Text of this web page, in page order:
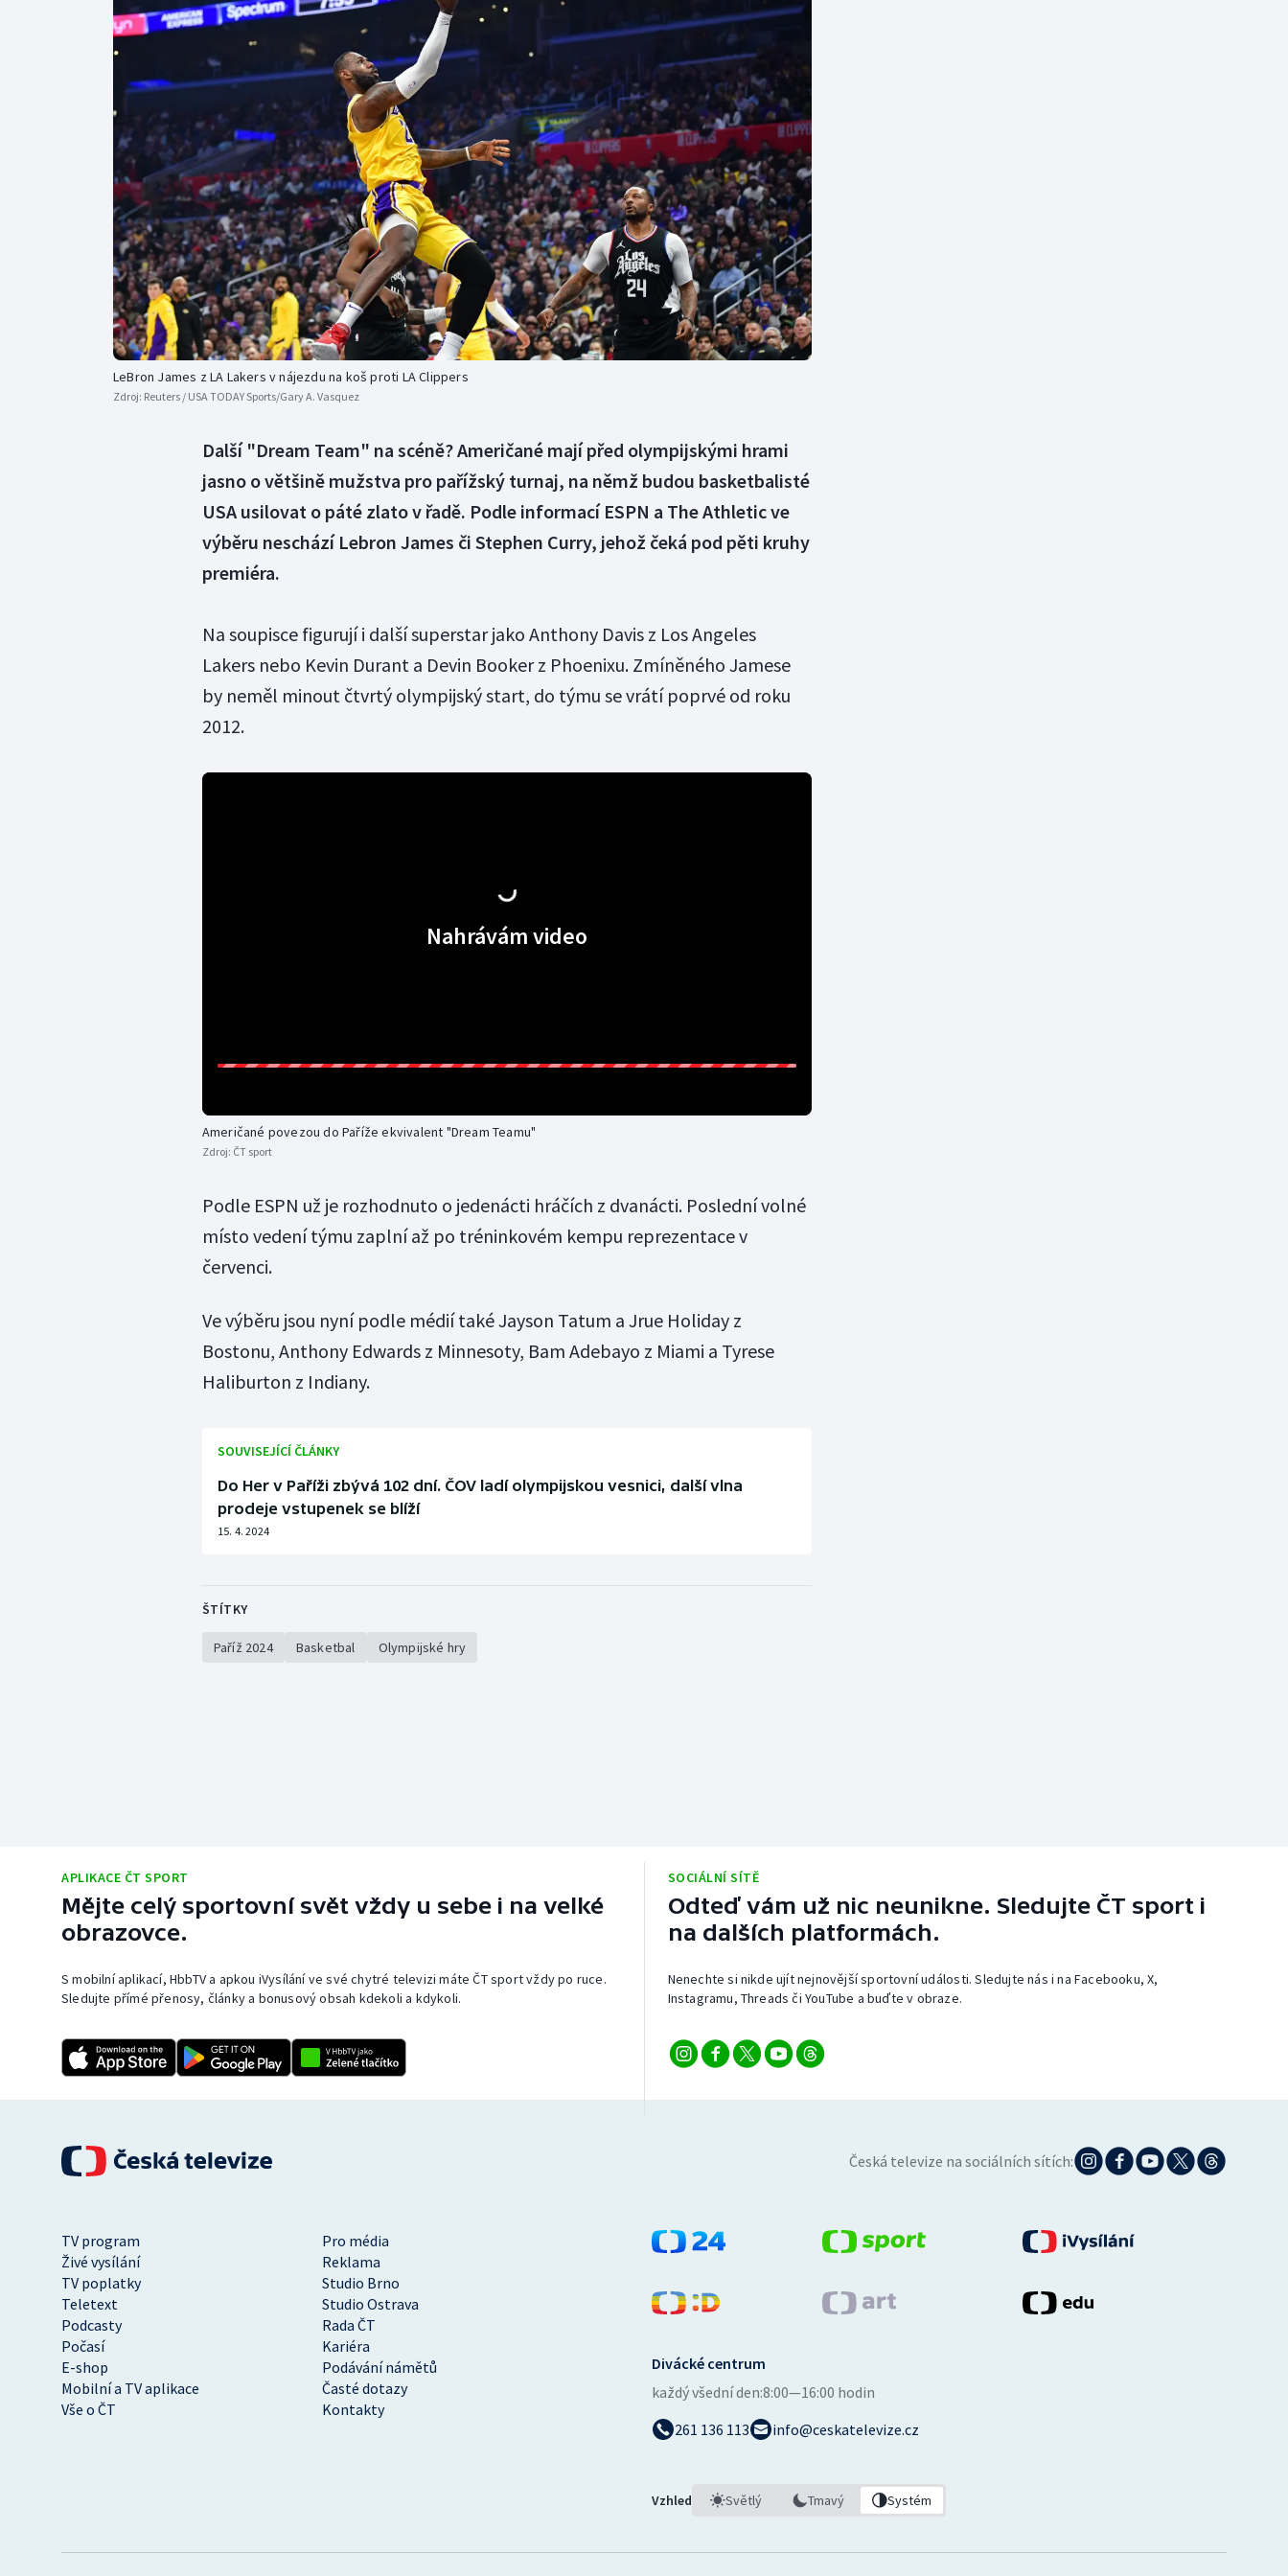
Curling
Dostihy
Florbal
Futsal
Golf
Gymnastika
Moderní pětiboj
Motorsport
Olympijské hry
Parasport
Plavání
Plážový volejbal
Veslování
Vodní slalom
Volejbal
Ostatní
LeBron James z LA Lakers v nájezdu na koš proti LA Clippers
Zdroj: Reuters / USA TODAY Sports/Gary A. Vasquez
Další "Dream Team" na scéně? Američané mají před olympijskými hrami
jasno o většině mužstva pro pařížský turnaj, na němž budou basketbalisté
USA usilovat o páté zlato v řadě. Podle informací ESPN a The Athletic ve
výběru neschází Lebron James či Stephen Curry, jehož čeká pod pěti kruhy
premiéra.
Na soupisce figurují i další superstar jako Anthony Davis z Los Angeles
Lakers nebo Kevin Durant a Devin Booker z Phoenixu. Zmíněného Jamese
by neměl minout čtvrtý olympijský start, do týmu se vrátí poprvé od roku
2012.
Nahrávám video
Američané povezou do Paříže ekvivalent "Dream Teamu"
Zdroj: ČT sport
Podle ESPN už je rozhodnuto o jedenácti hráčích z dvanácti. Poslední volné
místo vedení týmu zaplní až po tréninkovém kempu reprezentace v
červenci.
Ve výběru jsou nyní podle médií také Jayson Tatum a Jrue Holiday z
Bostonu, Anthony Edwards z Minnesoty, Bam Adebayo z Miami a Tyrese
Haliburton z Indiany.
SOUVISEJÍCÍ ČLÁNKY
Do Her v Paříži zbývá 102 dní. ČOV ladí olympijskou vesnici, další vlna
prodeje vstupenek se blíží
15. 4. 2024
ŠTÍTKY
Paříž 2024 Basketbal Olympijské hry
APLIKACE ČT SPORT
Mějte celý sportovní svět vždy u sebe i na velké
obrazovce.
S mobilní aplikací, HbbTV a apkou iVysílání ve své chytré televizi máte ČT sport vždy po ruce.
Sledujte přímé přenosy, články a bonusový obsah kdekoli a kdykoli.
SOCIÁLNÍ SÍTĚ
Odteď vám už nic neunikne. Sledujte ČT sport i
na dalších platformách.
Nenechte si nikde ujít nejnovější sportovní události. Sledujte nás i na Facebooku, X,
Instagramu, Threads či YouTube a buďte v obraze.
Česká televize na sociálních sítích:
TV program
Pro média
Živé vysílání
Reklama
TV poplatky
Studio Brno
Teletext
Studio Ostrava
Podcasty
Rada ČT
Počasí
Kariéra
E-shop
Podávání námětů
Mobilní a TV aplikace
Časté dotazy
Vše o ČT
Kontakty
Divácké centrum
každý všední den:8:00—16:00 hodin
261 136 113
info@ceskatelevize.cz
Vzhled Světlý Tmavý Systém